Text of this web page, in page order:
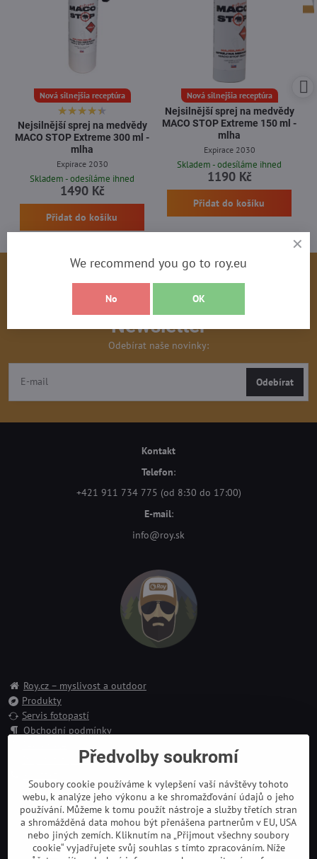
Nová silnejšia receptúra
Nejsilnější sprej na medvědy
MACO STOP Extreme 300 ml -
mlha
Expirace 2030
Skladem - odesíláme ihned
1490 Kč
Přidat do košíku
Nová silnejšia receptúra
Nejsilnější sprej na medvědy
MACO STOP Extreme 150 ml -
mlha
Expirace 2030
Skladem - odesíláme ihned
1190 Kč
Přidat do košíku
Newsletter
Odebírat naše novinky:
Odebírat
Kontakt
Telefon:
+421 911 734 775 (od 8:30 do 17:00)
E-mail:
info@roy.sk
Roy.cz – myslivost a outdoor
Produkty
Servis fotopastí
Obchodní podmínky
Doprava a platbaPředvolby soukromí
Soubory cookie používáme k vylepšení vaší návštěvy tohoto
webu, k analýze jeho výkonu a ke shromažďování údajů o jeho
používání. Můžeme k tomu použít nástroje a služby třetích stran
a shromážděná data mohou být přenášena partnerům v EU, USA
nebo jiných zemích. Kliknutím na „Přijmout všechny soubory
cookie“ vyjadřujete svůj souhlas s tímto zpracováním. Níže
We recommend you go to roy.eu
No OK